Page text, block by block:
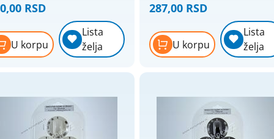
RSD
U korpu
Lista
želja
287,00 RSD
U korpu
Lista
želja